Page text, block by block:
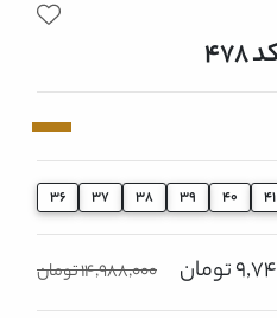
36 37 38 39
14,988,000 تومان